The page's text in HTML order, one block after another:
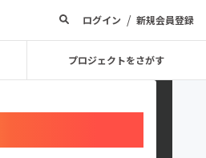
ログイン / 新規会員登録
プロジェクトをさがす